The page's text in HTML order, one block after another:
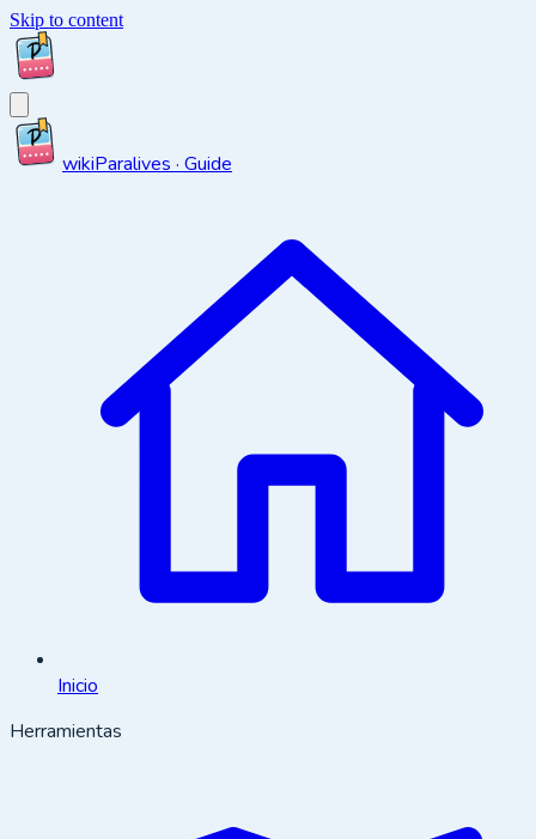
Skip to content
wikiParalives · Guide
Inicio
Herramientas